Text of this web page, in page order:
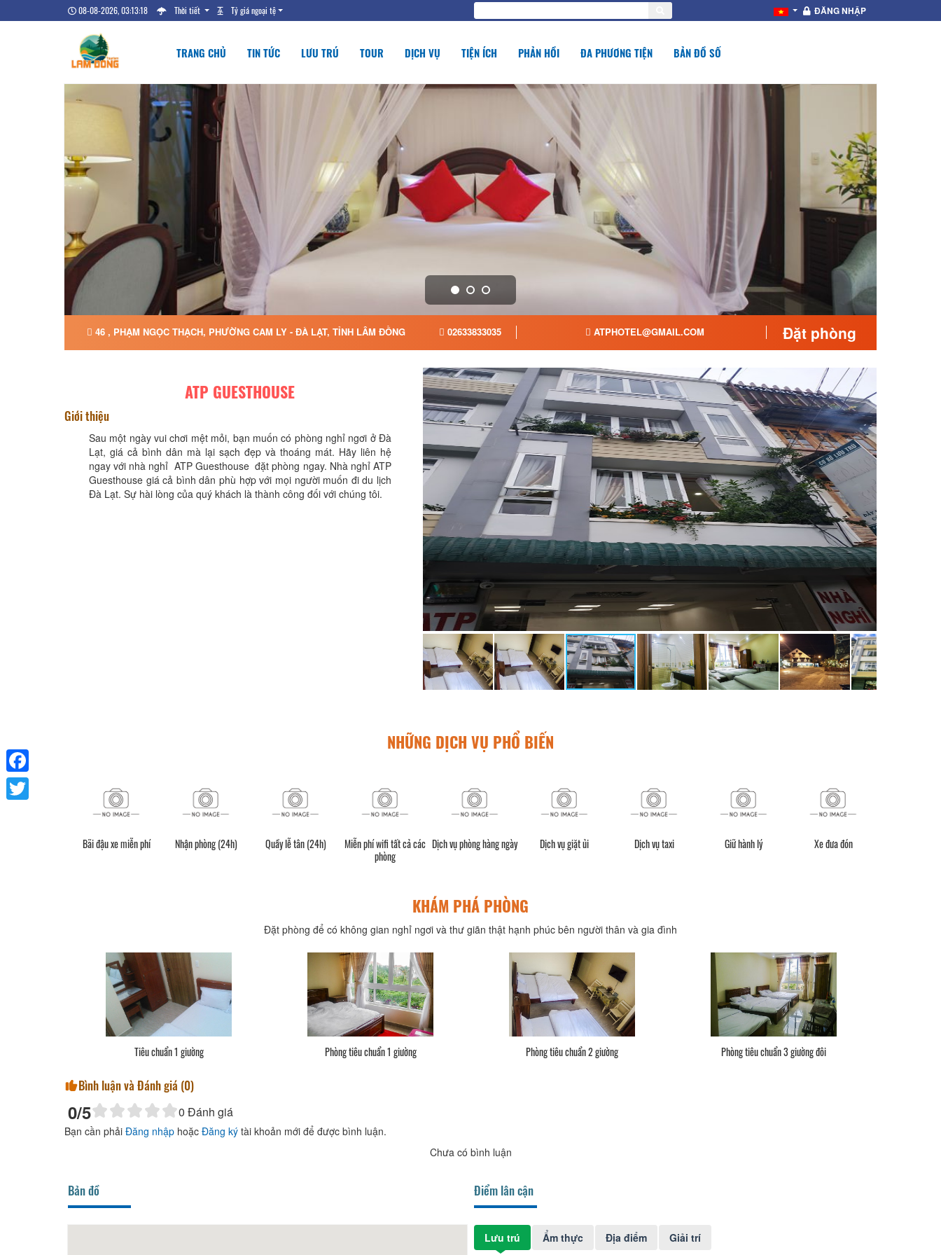
08-08-2026, 03:13:19 Thời tiết Tỷ giá ngoại tệ ĐĂNG NHẬP
TRANG CHỦ TIN TỨC LƯU TRÚ TOUR DỊCH VỤ TIỆN ÍCH PHẢN HỒI ĐA PHƯƠNG TIỆN BẢN ĐỒ SỐ
46 , PHẠM NGỌC THẠCH, PHƯỜNG CAM LY - ĐÀ LẠT, TỈNH LÂM ĐỒNG 02633833035 ATPHOTEL@GMAIL.COM Đặt phòng
ATP GUESTHOUSE
Giới thiệu
Sau một ngày vui chơi mệt mỏi, bạn muốn có phòng nghỉ ngơi ở Đà
Lạt, giá cả bình dân mà lại sạch đẹp và thoáng mát. Hãy liên hệ
ngay với nhà nghỉ ATP Guesthouse đặt phòng ngay. Nhà nghỉ ATP
Guesthouse giá cả bình dân phù hợp với mọi người muốn đi du lịch
Đà Lạt. Sự hài lòng của quý khách là thành công đối với chúng tôi.
NHỮNG DỊCH VỤ PHỔ BIẾN
Bãi đậu xe miễn phí Nhận phòng (24h) Quầy lễ tân (24h)
Miễn phí wifi tất cả các
phòng
Dịch vụ phòng hàng ngày Dịch vụ giặt ủi Dịch vụ taxi Giữ hành lý Xe đưa đón
KHÁM PHÁ PHÒNG
Đặt phòng để có không gian nghỉ ngơi và thư giãn thật hạnh phúc bên người thân và gia đình
Tiêu chuẩn 1 giường Phòng tiêu chuẩn 1 giường Phòng tiêu chuẩn 2 giường Phòng tiêu chuẩn 3 giường đôi
Bình luận và Đánh giá (0)
0/5 0 Đánh giá
Bạn cần phải Đăng nhập hoặc Đăng ký tài khoản mới để được bình luận.
Chưa có bình luận
Bản đồ Điểm lân cận
Lưu trú Ẩm thực Địa điểm Giải trí
Facebook